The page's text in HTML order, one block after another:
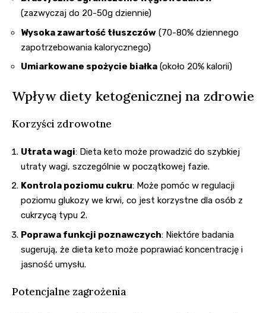
(zazwyczaj do 20-50g dziennie)
Wysoka zawartość tłuszczów (70-80% dziennego
zapotrzebowania kalorycznego)
Umiarkowane spożycie białka (około 20% kalorii)
Wpływ diety ketogenicznej na zdrowie
Korzyści zdrowotne
Utrata wagi: Dieta keto może prowadzić do szybkiej
utraty wagi, szczególnie w początkowej fazie.
Kontrola poziomu cukru: Może pomóc w regulacji
poziomu glukozy we krwi, co jest korzystne dla osób z
cukrzycą typu 2.
Poprawa funkcji poznawczych: Niektóre badania
sugerują, że dieta keto może poprawiać koncentrację i
jasność umysłu.
Potencjalne zagrożenia